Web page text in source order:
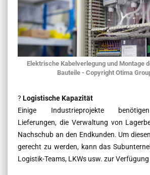
Elektrische Kabelverlegung und Montage
Bauteile - Copyright Otima
? Logistische Kapazität
Einige Industrieprojekte
Lieferungen, die Verwaltung von
Nachschub an den Endkunden. Um
gerecht zu werden, kann das
Logistik-Teams, LKWs usw. zur